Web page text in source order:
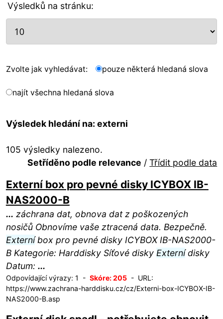
Výsledků na stránku:
Zvolte jak vyhledávat: pouze některá hledaná slova
najít všechna hledaná slova
Výsledek hledání na: externi
105 výsledky nalezeno.
Setříděno podle relevance /Třídit podle data
Externí box pro pevné disky ICYBOX IB-
NAS2000-B
... záchrana dat, obnova dat z poškozených
nosičů Obnovíme vaše ztracená data. Bezpečně.
Externíbox pro pevné disky ICYBOX IB-NAS2000-
B Kategorie: Harddisky Síťové disky Externídisky
Datum: ...
Odpovídající výrazy: 1 - Skóre: 205- URL:
https://www.zachrana-harddisku.cz/cz/Externi-box-ICYBOX-IB-
NAS2000-B.asp